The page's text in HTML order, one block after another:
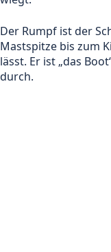
Der Rumpf ist der
Mastspitze bis zum
lässt. Er ist „das
durch.